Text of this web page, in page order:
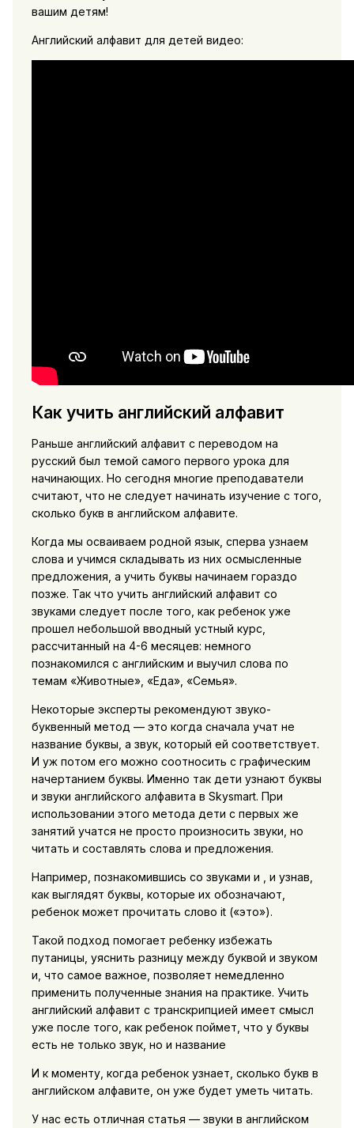
вашим детям!
Английский алфавит для детей видео:
Как учить английский алфавит
Раньше английский алфавит с переводом на
русский был темой самого первого урока для
начинающих. Но сегодня многие преподаватели
считают, что не следует начинать изучение с того,
сколько букв в английском алфавите.
Когда мы осваиваем родной язык, сперва узнаем
слова и учимся складывать из них осмысленные
предложения, а учить буквы начинаем гораздо
позже. Так что учить английский алфавит со
звуками следует после того, как ребенок уже
прошел небольшой вводный устный курс,
рассчитанный на 4-6 месяцев: немного
познакомился с английским и выучил слова по
темам «Животные», «Еда», «Семья».
Некоторые эксперты рекомендуют звуко-
буквенный метод — это когда сначала учат не
название буквы, а звук, который ей соответствует.
И уж потом его можно соотносить с графическим
начертанием буквы. Именно так дети узнают буквы
и звуки английского алфавита в Skysmart. При
использовании этого метода дети с первых же
занятий учатся не просто произносить звуки, но
читать и составлять слова и предложения.
Например, познакомившись со звуками и , и узнав,
как выглядят буквы, которые их обозначают,
ребенок может прочитать слово it («это»).
Такой подход помогает ребенку избежать
путаницы, уяснить разницу между буквой и звуком
и, что самое важное, позволяет немедленно
применить полученные знания на практике. Учить
английский алфавит с транскрипцией имеет смысл
уже после того, как ребенок поймет, что у буквы
есть не только звук, но и название
И к моменту, когда ребенок узнает, сколько букв в
английском алфавите, он уже будет уметь читать.
У нас есть отличная статья — звуки в английском